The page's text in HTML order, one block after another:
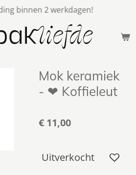
binnen 2 werkdagen!
Mok keramiek
- ❤ Koffieleut
€ 11,00
Uitverkocht